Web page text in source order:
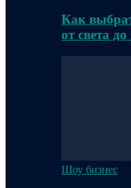
Как
от света до
Шоу бизнес